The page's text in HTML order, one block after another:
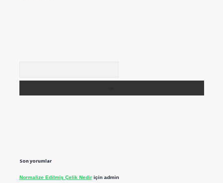
Son yorumlar
Normalize Edilmiş Çelik Nediriçin admin